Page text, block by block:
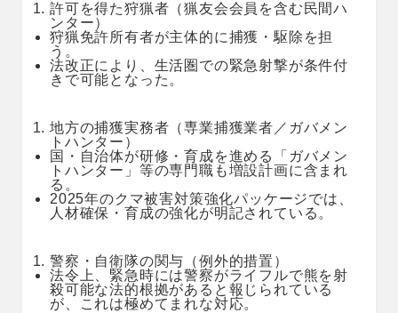
許可を得た狩猟者（猟友会会員を含む民間ハ
ンター）
狩猟免許所有者が主体的に捕獲・駆除を担
う。
法改正により、生活圏での緊急射撃が条件付
きで可能となった。
地方の捕獲実務者（専業捕獲業者／ガバメン
トハンター）
国・自治体が研修・育成を進める「ガバメン
トハンター」等の専門職も増設計画に含まれ
る。
2025年のクマ被害対策強化パッケージでは、
人材確保・育成の強化が明記されている。
警察・自衛隊の関与（例外的措置）
法令上、緊急時には警察がライフルで熊を射
殺可能な法的根拠があると報じられている
が、これは極めてまれな対応。